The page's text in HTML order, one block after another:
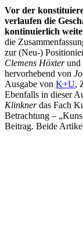
Vor der
verlaufen die
kontinuierlich
die
zur (Neu-)
Clemens Höxterund
hervorhebend von
Ausgabe von K+U,
Ebenfalls in dieser
Klinknerdas Fach
Betrachtung –
Beitrag. Beide